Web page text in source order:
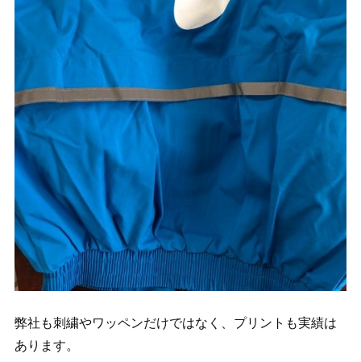
弊社も刺繍やワッペンだけではなく、プリントも実績は
あります。